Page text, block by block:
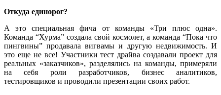
Откуда единорог?
А это специальная фича от команды «Три плюс одна».
Команда “Хурма” создала свой космолет, а команда “Пока что
пингвины” продавала вигвамы и другую недвижимость. И
это еще не все! Участники тест драйва создавали проект для
реальных «заказчиков», разделялись на команды, примеряли
на себя роли разработчиков, бизнес аналитиков,
тестировщиков и проводили презентации своих работ.